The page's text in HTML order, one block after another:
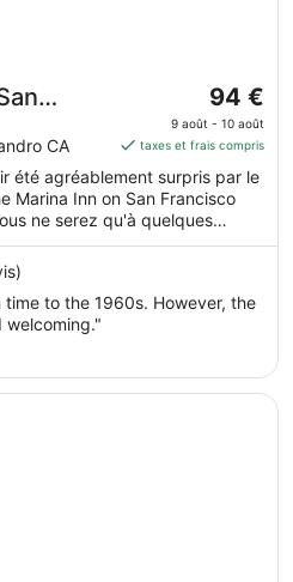
CA
Le
prix
est
de 94 €
par
nuit
août.
94 €
9 août - 10 août
taxes et frais compris
été agréablement surpris par le
Marina Inn on San Francisco
ne serez qu'à quelques
San Francisco. Dans cet
de prestations de choix
gratuit et une navette
sans oublier une piscine
to the 1960s. However, the
Berkeley Marina